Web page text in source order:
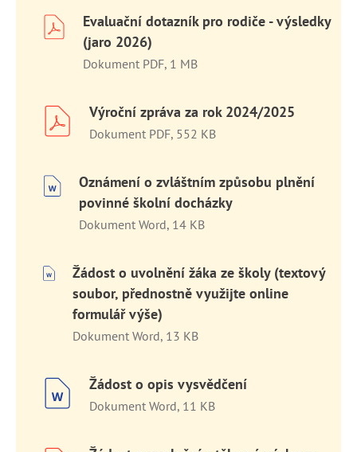
Evaluační dotazník pro rodiče - výsledky
(jaro 2026)
Dokument PDF, 1 MB
Výroční zpráva za rok 2024/2025
Dokument PDF, 552 KB
Oznámení o zvláštním způsobu plnění
povinné školní docházky
Dokument Word, 14 KB
Žádost o uvolnění žáka ze školy (textový
soubor, přednostně využijte online
formulář výše)
Dokument Word, 13 KB
Žádost o opis vysvědčení
Dokument Word, 11 KB